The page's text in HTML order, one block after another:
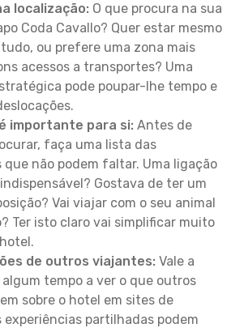
localização: O que procura na sua
Coda Cavallo? Quer estar mesmo
ou prefere uma zona mais
acessos a transportes? Uma
pode poupar-lhe tempo e
importante para si: Antes de
faça uma lista das
que não podem faltar. Uma ligação
Gostava de ter um
Vai viajar com o seu animal
Ter isto claro vai simplificar muito
de outros viajantes: Vale a
tempo a ver o que outros
sobre o hotel em sites de
experiências partilhadas podem